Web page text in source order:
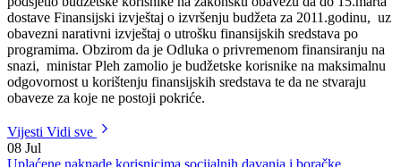
Ministar za finansije BPK Goražde Muhidin Pleh još jednom je
podsjetio budžetske korisnike na zakonsku obavezu da do 15.marta
dostave Finansijski izvještaj o izvršenju budžeta za 2011.godinu, uz
obavezni narativni izvještaj o utrošku finansijskih sredstava po
programima. Obzirom da je Odluka o privremenom finansiranju na
odgovornost u korištenju finansijskih sredstava te da ne stvaraju
obaveze za koje ne postoji pokriće.